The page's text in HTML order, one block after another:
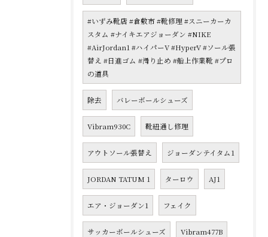
#いずみ靴店 #倉敷市 #靴修理 #スニーカーカ
スタム #ナイキエアジョーダン #NIKE
#AirJordan1 #ハイパーV #HyperV #ソール張
替え #日進ゴム #滑り止め #船上作業靴 #プロ
の道具
除去 バレーボールシューズ
Vibram930C 靴紐通し修理
アウトソール張替え ジョーダンテイタム1
JORDAN TATUM 1 ターロウ AJ1
エア・ジョーダン1 フェイク
サッカーボールシューズ Vibram477B